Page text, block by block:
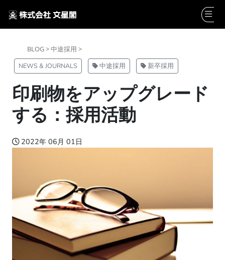
BLOG >中途採用 >
NEWS & JOURNALS 中途採用 新卒採用
印刷物をアップグレード
する：採用活動
2022年 06月 01日